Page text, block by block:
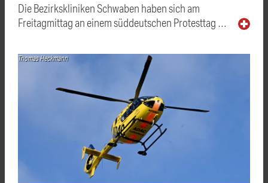
Die Bezirkskliniken Schwaben haben sich am
Freitagmittag an einem süddeutschen Protesttag …
Thomas Heckmann